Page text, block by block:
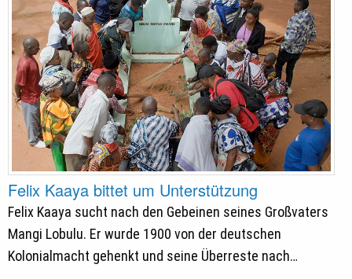
Felix Kaaya bittet um Unterstützung
Felix Kaaya sucht nach den Gebeinen seines Großvaters
Mangi Lobulu. Er wurde 1900 von der deutschen
Kolonialmacht gehenkt und seine Überreste nach…